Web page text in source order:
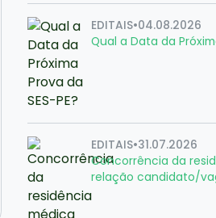
EDITAIS•04.08.2026
Qual a Data da
EDITAIS•31.07.2026
Concorrência da
relação candidato/